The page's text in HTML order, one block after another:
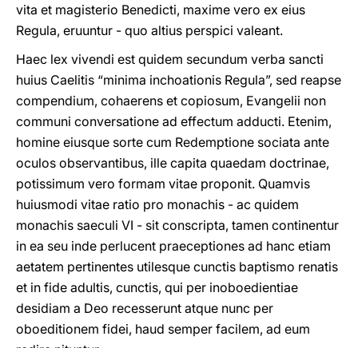
vita et magisterio Benedicti, maxime vero ex eius
Regula, eruuntur - quo altius perspici valeant.
Haec lex vivendi est quidem secundum verba sancti
huius Caelitis “minima inchoationis Regula”, sed reapse
compendium, cohaerens et copiosum, Evangelii non
communi conversatione ad effectum adducti. Etenim,
homine eiusque sorte cum Redemptione sociata ante
oculos observantibus, ille capita quaedam doctrinae,
potissimum vero formam vitae proponit. Quamvis
huiusmodi vitae ratio pro monachis - ac quidem
monachis saeculi VI - sit conscripta, tamen continentur
in ea seu inde perlucent praeceptiones ad hanc etiam
aetatem pertinentes utilesque cunctis baptismo renatis
et in fide adultis, cunctis, qui per inoboedientiae
desidiam a Deo recesserunt atque nunc per
oboeditionem fidei, haud semper facilem, ad eum